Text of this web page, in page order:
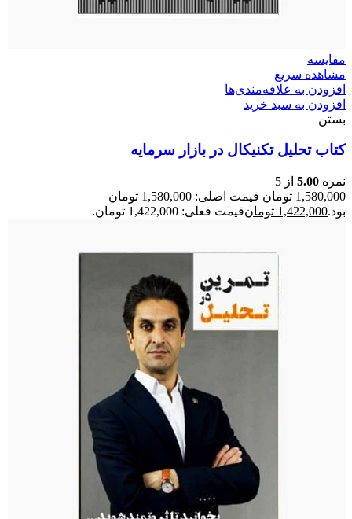
مقایسه
مشاهده سریع
افزودن به علاقه‌مندی‌ها
افزودن به سبد خرید
بستن
کتاب تحلیل تکنیکال در بازار سرمایه
نمره 5.00 از 5
1,580,000 تومان
قیمت اصلی: 1,580,000 تومان
بود.1,422,000 تومانقیمت فعلی: 1,422,000 تومان.